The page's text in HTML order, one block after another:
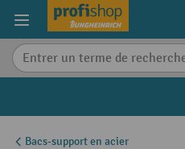
content
Bacs-support en acier